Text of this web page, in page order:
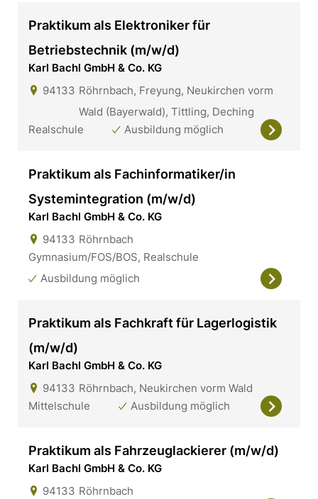
Praktikum als Elektroniker für
Betriebstechnik (m/w/d)
Karl Bachl GmbH & Co. KG
94133 Röhrnbach, Freyung, Neukirchen vorm
Wald (Bayerwald), Tittling, Deching
Realschule
Ausbildung möglich
Praktikum als Fachinformatiker/in
Systemintegration (m/w/d)
Karl Bachl GmbH & Co. KG
94133 Röhrnbach
Gymnasium/FOS/BOS, Realschule
Ausbildung möglich
Praktikum als Fachkraft für Lagerlogistik
(m/w/d)
Karl Bachl GmbH & Co. KG
94133 Röhrnbach, Neukirchen vorm Wald
Mittelschule
Ausbildung möglich
Praktikum als Fahrzeuglackierer (m/w/d)
Karl Bachl GmbH & Co. KG
94133 Röhrnbach